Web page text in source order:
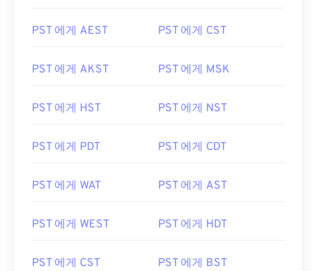
PST 에게 AEST PST 에게 CST
PST 에게 AKST PST 에게 MSK
PST 에게 HST PST 에게 NST
PST 에게 PDT PST 에게 CDT
PST 에게 WAT PST 에게 AST
PST 에게 WEST PST 에게 HDT
PST 에게 CST PST 에게 BST